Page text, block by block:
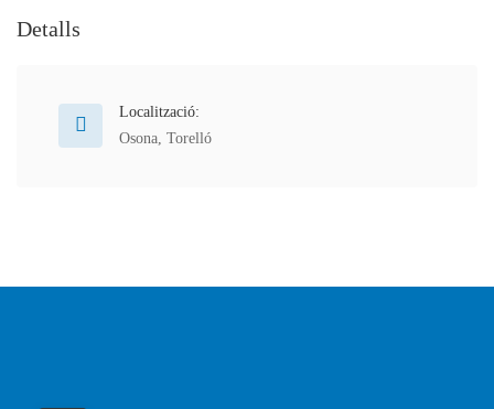
Detalls
Localització:
Osona, Torelló